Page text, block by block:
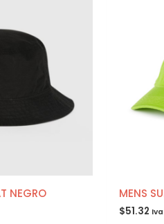
NEGRO MENS
$51.32